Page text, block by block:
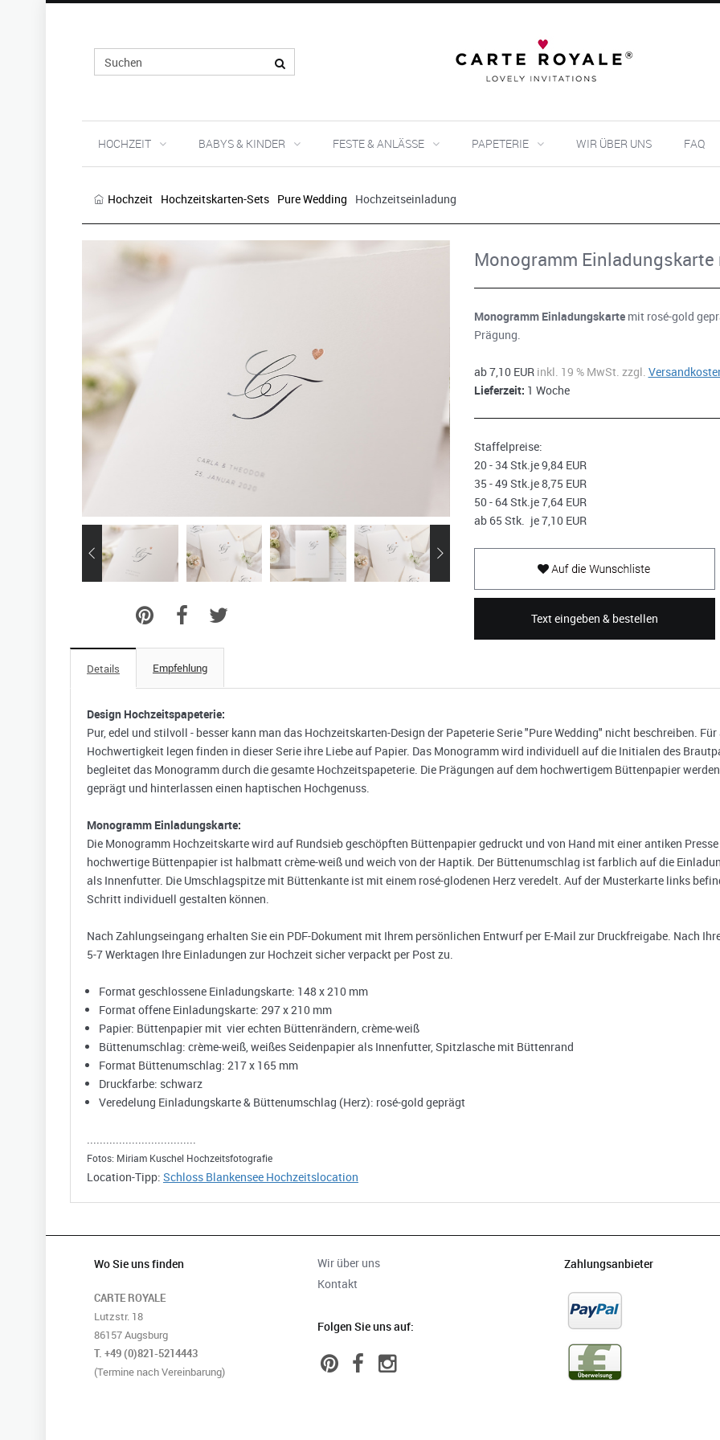
HOCHZEIT BABYS & KINDER FESTE & ANLÄSSE PAPETERIE WIR ÜBER UNS FAQ
Hochzeit Hochzeitskarten-Sets Pure Wedding Hochzeitseinladung
Monogramm
Monogramm Einladungskartemit rosé-gold
Prägung.
ab 7,10 EUR inkl. 19 % MwSt. zzgl.
Lieferzeit: 1 Woche
Staffelpreise:
20 - 34 Stk.je 9,84 EUR
35 - 49 Stk.je 8,75 EUR
50 - 64 Stk.je 7,64 EUR
ab 65 Stk. je 7,10 EUR
Text eingeben & bestellen
Details Empfehlung
Design Hochzeitspapeterie:
Pur, edel und stilvoll - besser kann man das Hochzeitskarten-Design der Papeterie Serie "Pure Wedding" nicht beschreiben.
Hochwertigkeit legen finden in dieser Serie ihre Liebe auf Papier. Das Monogramm wird individuell auf die Initialen des
begleitet das Monogramm durch die gesamte Hochzeitspapeterie. Die Prägungen auf dem hochwertigem Büttenpapier
geprägt und hinterlassen einen haptischen Hochgenuss.
Monogramm Einladungskarte:
Die Monogramm Hochzeitskarte wird auf Rundsieb geschöpften Büttenpapier gedruckt und von Hand mit einer antiken
hochwertige Büttenpapier ist halbmatt crème-weiß und weich von der Haptik. Der Büttenumschlag ist farblich auf die
als Innenfutter. Die Umschlagspitze mit Büttenkante ist mit einem rosé-glodenen Herz veredelt. Auf der Musterkarte links
Schritt individuell gestalten können.
Nach Zahlungseingang erhalten Sie ein PDF-Dokument mit Ihrem persönlichen Entwurf per E-Mail zur Druckfreigabe. Nach
5-7 Werktagen Ihre Einladungen zur Hochzeit sicher verpackt per Post zu.
Format geschlossene Einladungskarte: 148 x 210 mm
Format offene Einladungskarte: 297 x 210 mm
Papier: Büttenpapier mit vier echten Büttenrändern, crème-weiß
Büttenumschlag: crème-weiß, weißes Seidenpapier als Innenfutter, Spitzlasche mit Büttenrand
Format Büttenumschlag: 217 x 165 mm
Druckfarbe: schwarz
Veredelung Einladungskarte & Büttenumschlag (Herz): rosé-gold geprägt
..................................
Fotos: Miriam Kuschel Hochzeitsfotografie
Location-Tipp: Schloss Blankensee Hochzeitslocation
Wo Sie uns finden
CARTE ROYALE
Lutzstr. 18
86157 Augsburg
T. +49 (0)821-5214443
(Termine nach Vereinbarung)
Wir über uns
Kontakt
Folgen Sie uns auf:
Zahlungsanbieter